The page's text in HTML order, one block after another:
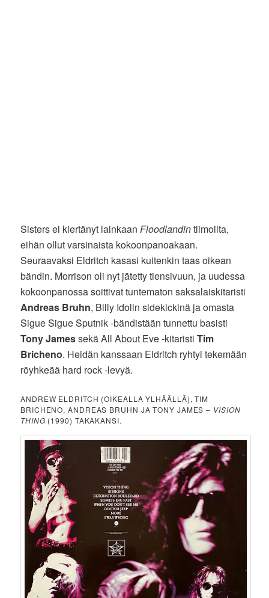
Sisters ei kiertänyt lainkaanFloodlandintiimoilta,
eihän ollut varsinaista kokoonpanoakaan.
Seuraavaksi Eldritch kasasi kuitenkin taas oikean
bändin. Morrison oli nyt jätetty tiensivuun, ja uudessa
kokoonpanossa soittivat tuntematon saksalaiskitaristi
Andreas Bruhn, Billy Idolin sidekickinä ja omasta
Sigue Sigue Sputnik -bändistään tunnettu basisti
Tony Jamessekä All About Eve -kitaristiTim
Bricheno. Heidän kanssaan Eldritch ryhtyi tekemään
röyhkeää hard rock -levyä.
ANDREW ELDRITCH (OIKEALLA YLHÄÄLLÄ), TIM
BRICHENO, ANDREAS BRUHN JA TONY JAMES – VISION
THING (1990) TAKAKANSI.